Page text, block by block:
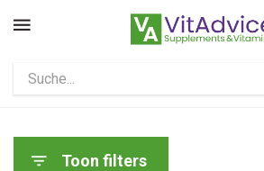
Toon filters